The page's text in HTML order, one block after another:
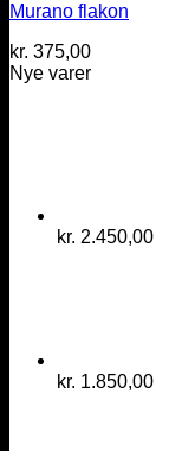
Murano flakon
kr. 375,00
Nye varer
kr. 2.450,00
kr. 1.850,00